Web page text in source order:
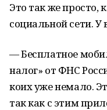
Это так же просто,
социальной сети. У
— Бесплатное
налог» от ФНС
коих уже немало.
так как с этим